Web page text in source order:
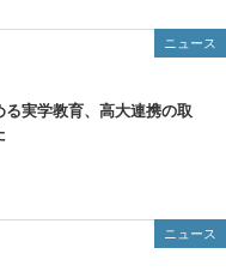
ニュース
実学教育、高大連携の取
ニュース